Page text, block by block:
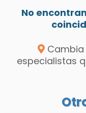
No
Cambia
especialistas